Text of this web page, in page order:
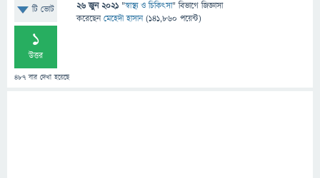
টি ভোট
1
উত্তর
487 বার দেখা হয়েছে
26 জুন 2021 "স্বাস্থ্য ও চিকিৎসা" বিভাগে জিজ্ঞাসা
করেছেনমেহেদী হাসান (141,860 পয়েন্ট)